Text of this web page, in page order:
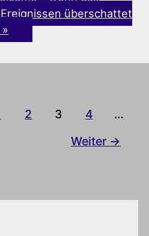
überschattet
2 3 4
…
Weiter →